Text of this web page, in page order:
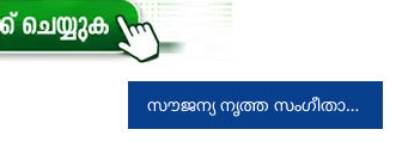
സൗജന്യ നൃത്ത സംഗീതാഭിനയ ദ്വിദിന ശില്പശാല തിരുവനന്തപുരത്ത്